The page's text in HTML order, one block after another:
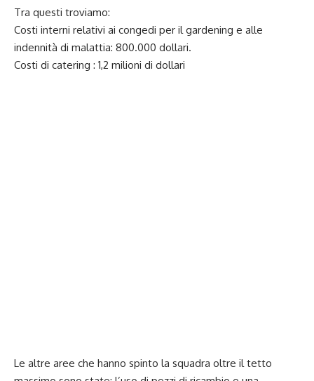
Tra questi troviamo:
Costi interni relativi ai congedi per il gardening e alle
indennità di malattia: 800.000 dollari.
Costi di catering : 1,2 milioni di dollari
Le altre aree che hanno spinto la squadra oltre il tetto